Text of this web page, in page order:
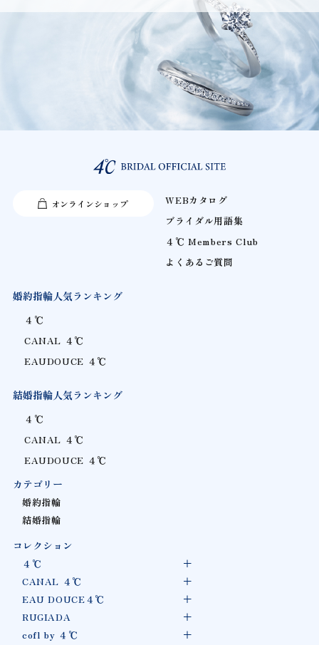
オンラインショップ
WEBカタログ
ブライダル用語集
４℃ Members Club
よくあるご質問
婚約指輪人気ランキング
４℃
CANAL ４℃
EAUDOUCE ４℃
結婚指輪人気ランキング
４℃
CANAL ４℃
EAUDOUCE ４℃
カテゴリー
婚約指輪
結婚指輪
コレクション
４℃
CANAL ４℃
EAU DOUCE４℃
RUGIADA
cofl by ４℃